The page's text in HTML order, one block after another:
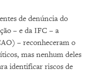
de denúncia do
– e da IFC – a
– reconheceram o
mas nenhum deles
identificar riscos de